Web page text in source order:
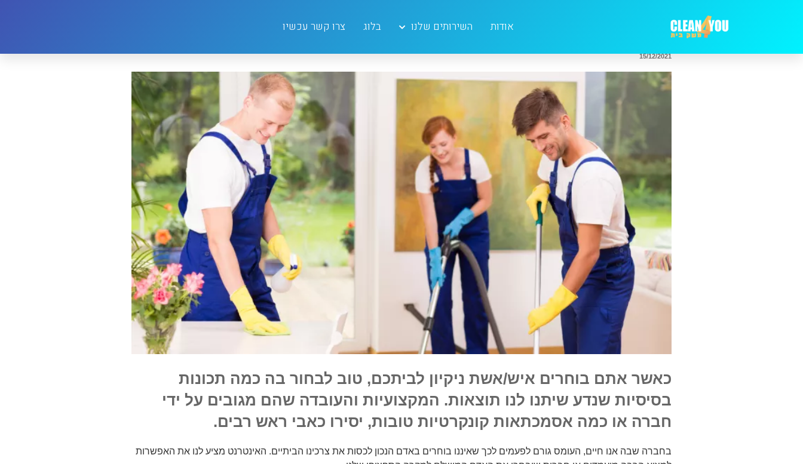
אודות השירותים שלנו בלוג צרו קשר עכשיו
15/12/2021
כאשר אתם בוחרים איש/אשת ניקיון לביתכם, טוב לבחור בה כמה תכונות
בסיסיות שנדע שיתנו לנו תוצאות. המקצועיות והעובדה שהם מגובים על ידי
חברה או כמה אסמכתאות קונקרטיות טובות, יסירו כאבי ראש רבים.
בחברה שבה אנו חיים, העומס גורם לפעמים לכך שאיננו בוחרים באדם הנכון לכסות את צרכינו הביתיים. האינטרנט מציע לנו את האפשרות